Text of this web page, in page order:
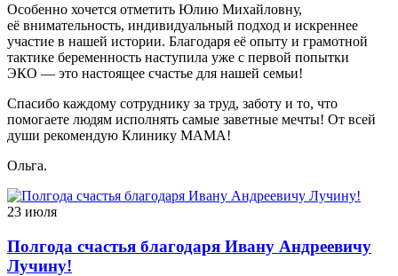
Особенно хочется отметить Юлию Михайловну,
её внимательность, индивидуальный подход и искреннее
участие в нашей истории. Благодаря её опыту и грамотной
тактике беременность наступила уже с первой попытки
ЭКО — это настоящее счастье для нашей семьи!
Спасибо каждому сотруднику за труд, заботу и то, что
помогаете людям исполнять самые заветные мечты! От всей
души рекомендую Клинику МАМА!
Ольга.
23 июля
Полгода счастья благодаря Ивану Андреевичу
Лучину!